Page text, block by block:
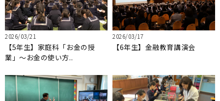
2026/03/21
【5年生】家庭科「お金の授
業」～お金の使い方..
2026/03/17
【6年生】金融教育講演会